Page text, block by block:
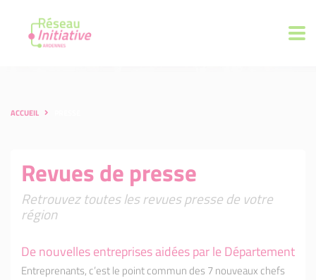
ACCUEIL
Revues de presse
Retrouvez toutes les revues presse de votre
région
De nouvelles entreprises aidées par le Département
Entreprenants, c’est le point commun des 7 nouveaux chefs